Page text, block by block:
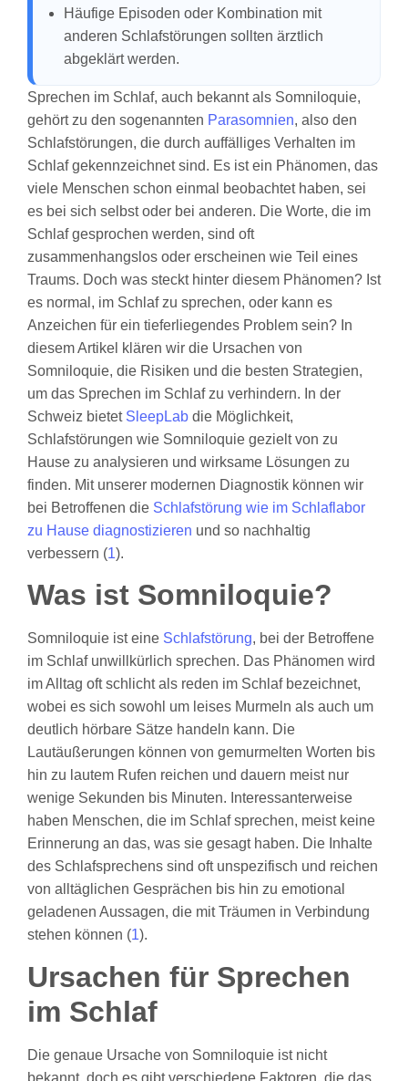
Häufige Episoden oder Kombination mit
anderen Schlafstörungen sollten ärztlich
abgeklärt werden.
Sprechen im Schlaf, auch bekannt als Somniloquie,
gehört zu den sogenannten Parasomnien, also den
Schlafstörungen, die durch auffälliges Verhalten im
Schlaf gekennzeichnet sind. Es ist ein Phänomen, das
viele Menschen schon einmal beobachtet haben, sei
es bei sich selbst oder bei anderen. Die Worte, die im
Schlaf gesprochen werden, sind oft
zusammenhangslos oder erscheinen wie Teil eines
Traums. Doch was steckt hinter diesem Phänomen? Ist
es normal, im Schlaf zu sprechen, oder kann es
Anzeichen für ein tieferliegendes Problem sein? In
diesem Artikel klären wir die Ursachen von
Somniloquie, die Risiken und die besten Strategien,
um das Sprechen im Schlaf zu verhindern. In der
Schweiz bietet SleepLab die Möglichkeit,
Schlafstörungen wie Somniloquie gezielt von zu
Hause zu analysieren und wirksame Lösungen zu
finden. Mit unserer modernen Diagnostik können wir
bei Betroffenen die Schlafstörung wie im Schlaflabor
zu Hause diagnostizieren und so nachhaltig
verbessern (1).
Was ist Somniloquie?
Somniloquie ist eine Schlafstörung, bei der Betroffene
im Schlaf unwillkürlich sprechen. Das Phänomen wird
im Alltag oft schlicht als reden im Schlaf bezeichnet,
wobei es sich sowohl um leises Murmeln als auch um
deutlich hörbare Sätze handeln kann. Die
Lautäußerungen können von gemurmelten Worten bis
hin zu lautem Rufen reichen und dauern meist nur
wenige Sekunden bis Minuten. Interessanterweise
haben Menschen, die im Schlaf sprechen, meist keine
Erinnerung an das, was sie gesagt haben. Die Inhalte
des Schlafsprechens sind oft unspezifisch und reichen
von alltäglichen Gesprächen bis hin zu emotional
geladenen Aussagen, die mit Träumen in Verbindung
stehen können (1).
Ursachen für Sprechen
im Schlaf
Die genaue Ursache von Somniloquie ist nicht
bekannt, doch es gibt verschiedene Faktoren, die das